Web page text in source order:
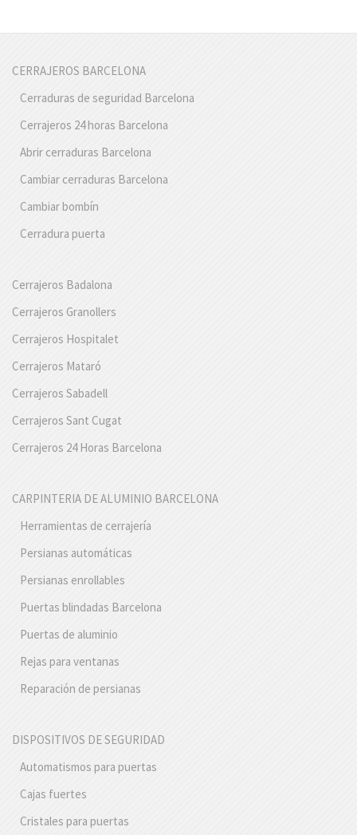
CERRAJEROS BARCELONA
Cerraduras de seguridad Barcelona
Cerrajeros 24 horas Barcelona
Abrir cerraduras Barcelona
Cambiar cerraduras Barcelona
Cambiar bombín
Cerradura puerta
Cerrajeros Badalona
Cerrajeros Granollers
Cerrajeros Hospitalet
Cerrajeros Mataró
Cerrajeros Sabadell
Cerrajeros Sant Cugat
Cerrajeros 24 Horas Barcelona
CARPINTERIA DE ALUMINIO BARCELONA
Herramientas de cerrajería
Persianas automáticas
Persianas enrollables
Puertas blindadas Barcelona
Puertas de aluminio
Rejas para ventanas
Reparación de persianas
DISPOSITIVOS DE SEGURIDAD
Automatismos para puertas
Cajas fuertes
Cristales para puertas